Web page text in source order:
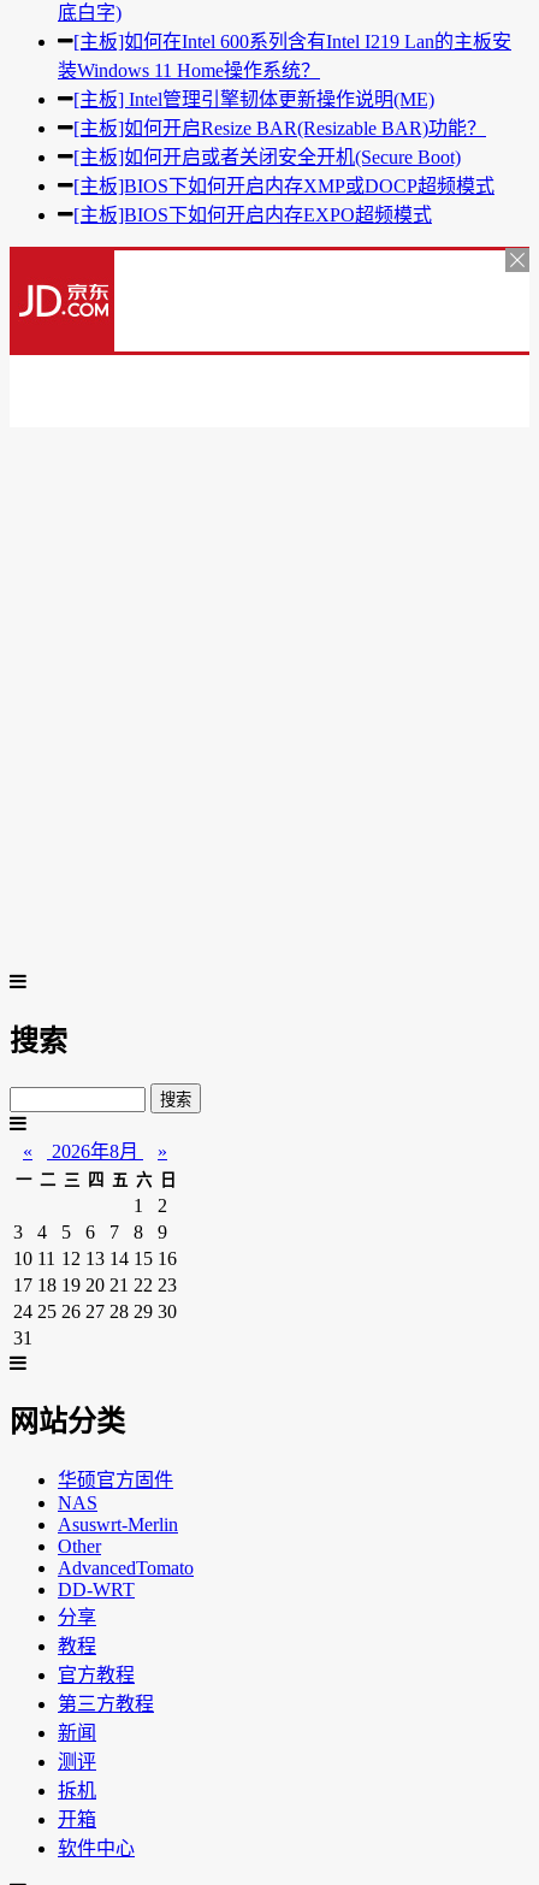
底白字)
[主板]如何在Intel 600系列含有Intel I219 Lan的主板安
装Windows 11 Home操作系统？
[主板] Intel管理引擎韧体更新操作说明(ME)
[主板]如何开启Resize BAR(Resizable BAR)功能？
[主板]如何开启或者关闭安全开机(Secure Boot)
[主板]BIOS下如何开启内存XMP或DOCP超频模式
[主板]BIOS下如何开启内存EXPO超频模式
搜索
« 2026年8月 »
一 二 三 四 五 六 日
1
2
3
4 5 6 7 8
9
10 11 12 13 14 15 16
17 18 19 20 21 22 23
24 25 26 27 28 29 30
31
网站分类
华硕官方固件
NAS
Asuswrt-Merlin
Other
AdvancedTomato
DD-WRT
分享
教程
官方教程
第三方教程
新闻
测评
拆机
开箱
软件中心